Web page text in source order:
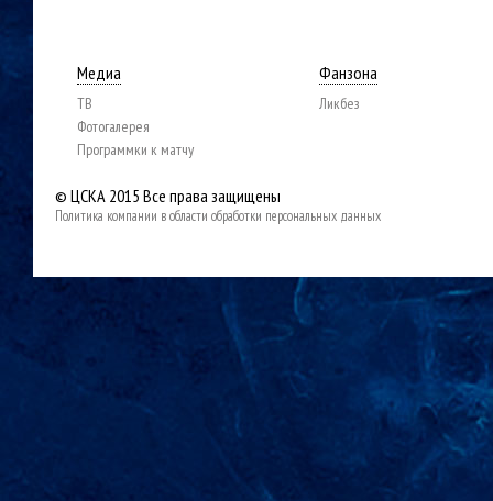
Медиа
ТВ
Фотогалерея
Программки к матчу
Фанзона
Ликбез
© ЦСКА 2015 Все права защищены
Политика компании в области обработки персональных данных